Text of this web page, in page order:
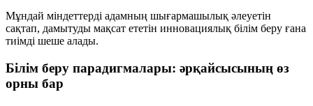
Мұндай міндеттерді адамның шығармашылық әлеуетін
сақтап, дамытуды мақсат ететін инновациялық білім беру ғана
тиімді шеше алады.
Білім беру парадигмалары: әрқайсысының өз
орны бар